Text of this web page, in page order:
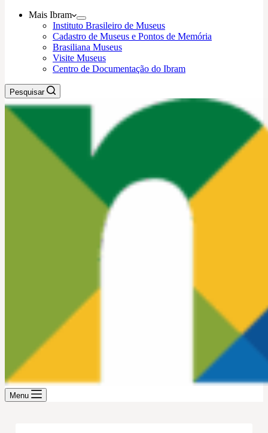
Mais Ibram
Instituto Brasileiro de Museus
Cadastro de Museus e Pontos de Memória
Brasiliana Museus
Visite Museus
Centro de Documentação do Ibram
Pesquisar
Menu